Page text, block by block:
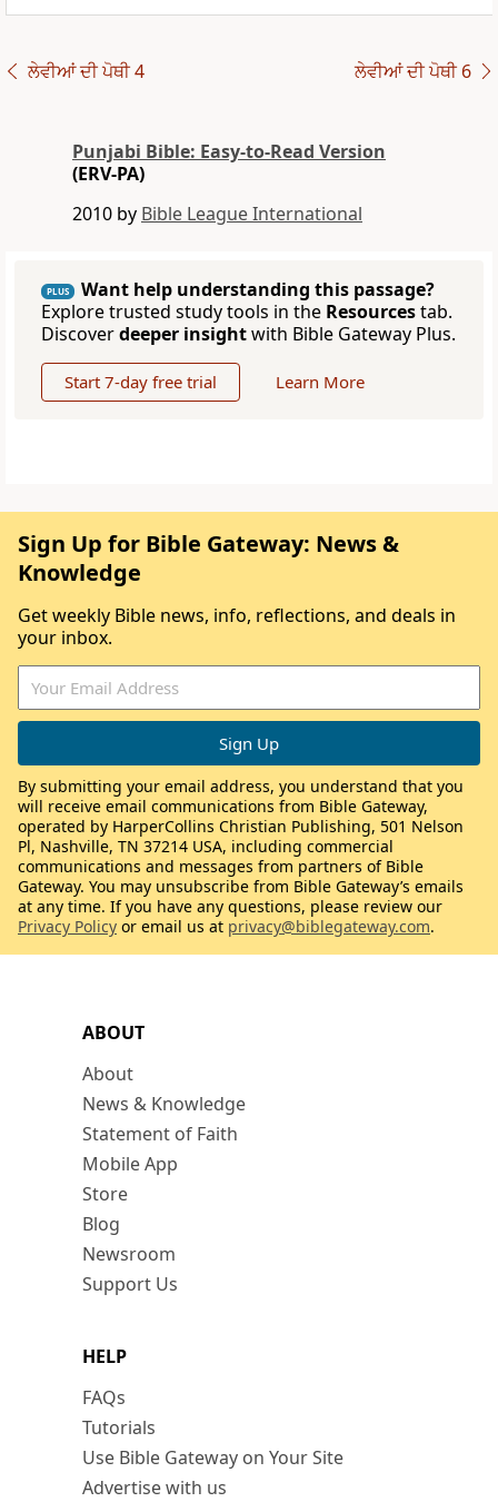
ਲੇਵੀਆਂ ਦੀ ਪੋਥੀ 4 ਲੇਵੀਆਂ ਦੀ ਪੋਥੀ 6
Punjabi Bible: Easy-to-Read Version
(ERV-PA)
2010 by Bible League International
PLUS
Want help understanding this passage?
Explore trusted study tools in the Resourcestab.
Discoverdeeper insightwith Bible Gateway Plus.
Start 7-day free trial Learn More
ABOUT
About
News & Knowledge
Statement of Faith
Mobile App
Store
Blog
Newsroom
Support Us
HELP
FAQs
Tutorials
Use Bible Gateway on Your Site
Advertise with us
Sign Up for Bible Gateway: News &
Knowledge
Get weekly Bible news, info, reflections, and deals in
your inbox.
By submitting your email address, you understand that you
will receive email communications from Bible Gateway,
operated by HarperCollins Christian Publishing, 501 Nelson
Pl, Nashville, TN 37214 USA, including commercial
communications and messages from partners of Bible
Gateway. You may unsubscribe from Bible Gateway’s emails
at any time. If you have any questions, please review our
Privacy Policy or email us at privacy@biblegateway.com.